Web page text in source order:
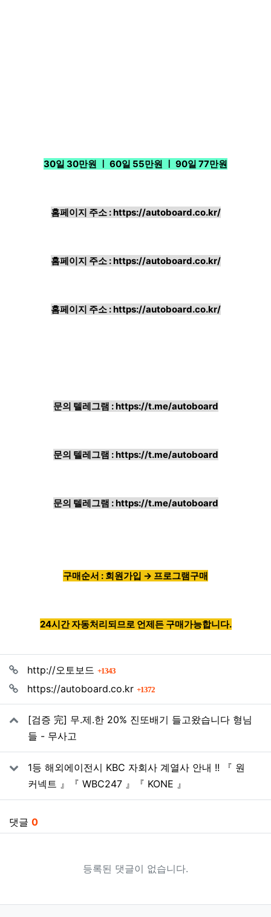
30일 30만원 ㅣ 60일 55만원 ㅣ 90일 77만원
홈페이지 주소 :https://autoboard.co.kr/
홈페이지 주소 :https://autoboard.co.kr/
홈페이지 주소 :https://autoboard.co.kr/
문의 텔레그램 :https://t.me/autoboard
문의 텔레그램 :https://t.me/autoboard
문의 텔레그램 :https://t.me/autoboard
구매순서 : 회원가입 → 프로그램구매
24시간 자동처리되므로 언제든 구매가능합니다.
http://오토보드 1343회 연결
https://autoboard.co.kr
1372회 연결
[검증 完] 무.제.한 20% 진또배기 들고왔습니다 형님
들 - 무사고
1등 해외에이전시 KBC 자회사 계열사 안내 !! 『 원
커넥트 』『 WBC247 』『 KONE 』
댓글 0
등록된 댓글이 없습니다.